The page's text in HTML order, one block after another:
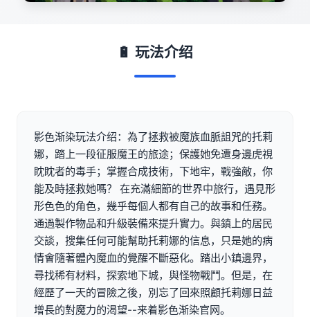
🔋 玩法介绍
影色渐染玩法介绍：為了拯救被魔族血脈詛咒的托莉
娜，踏上一段征服魔王的旅途；保護她免遭身邊虎視
眈眈者的毒手；掌握合成技術，下地牢，戰強敵，你
能及時拯救她嗎？ 在充滿細節的世界中旅行，遇見形
形色色的角色，幾乎每個人都有自己的故事和任務。
通過製作物品和升級裝備來提升實力。與鎮上的居民
交談，搜集任何可能幫助托莉娜的信息，只是她的病
情會隨著體內魔血的覺醒不斷惡化。踏出小鎮邊界，
尋找稀有材料，探索地下城，與怪物戰鬥。但是，在
經歷了一天的冒險之後，別忘了回來照顧托莉娜日益
增長的對魔力的渴望--来着影色渐染官网。